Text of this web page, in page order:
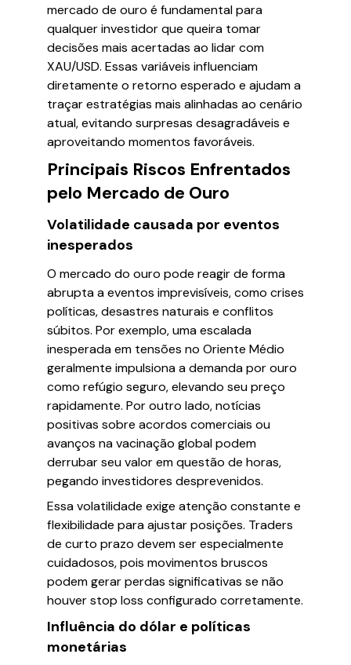
mercado de ouro é fundamental para
qualquer investidor que queira tomar
decisões mais acertadas ao lidar com
XAU/USD. Essas variáveis influenciam
diretamente o retorno esperado e ajudam a
traçar estratégias mais alinhadas ao cenário
atual, evitando surpresas desagradáveis e
aproveitando momentos favoráveis.
Principais Riscos Enfrentados
pelo Mercado de Ouro
Volatilidade causada por eventos
inesperados
O mercado do ouro pode reagir de forma
abrupta a eventos imprevisíveis, como crises
políticas, desastres naturais e conflitos
súbitos. Por exemplo, uma escalada
inesperada em tensões no Oriente Médio
geralmente impulsiona a demanda por ouro
como refúgio seguro, elevando seu preço
rapidamente. Por outro lado, notícias
positivas sobre acordos comerciais ou
avanços na vacinação global podem
derrubar seu valor em questão de horas,
pegando investidores desprevenidos.
Essa volatilidade exige atenção constante e
flexibilidade para ajustar posições. Traders
de curto prazo devem ser especialmente
cuidadosos, pois movimentos bruscos
podem gerar perdas significativas se não
houver stop loss configurado corretamente.
Influência do dólar e políticas
monetárias